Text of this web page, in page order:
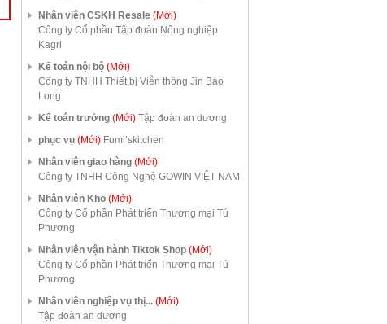
Nhân viên CSKH Resale (Mới)
Công ty Cổ phần Tập đoàn Nông nghiệp
Kagri
Kế toán nội bộ (Mới)
Công ty TNHH Thiết bị Viễn thông Jin Bảo
Long
Kế toán trưởng (Mới) Tập đoàn an dương
phục vụ (Mới) Fumi’skitchen
Nhân viên giao hàng (Mới)
Công ty TNHH Công Nghệ GOWIN VIỆT NAM
Nhân viên Kho (Mới)
Công ty Cổ phần Phát triển Thương mại Tú
Phương
Nhân viên vận hành Tiktok Shop (Mới)
Công ty Cổ phần Phát triển Thương mại Tú
Phương
Nhân viên nghiệp vụ thị... (Mới)
Tập đoàn an dương